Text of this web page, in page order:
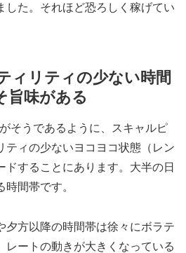
した。それほど恐ろしく稼げてい
ィリティの少ない時間
旨味がある
そうであるように、スキャルピ
ティの少ないヨコヨコ状態（レン
ドすることにあります。大半の日
間帯です。
夕方以降の時間帯は徐々にボラテ
レートの動きが大きくなっている